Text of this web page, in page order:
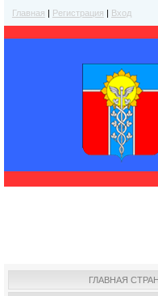
Главная | Регистрация | Вход
ГЛАВНАЯ